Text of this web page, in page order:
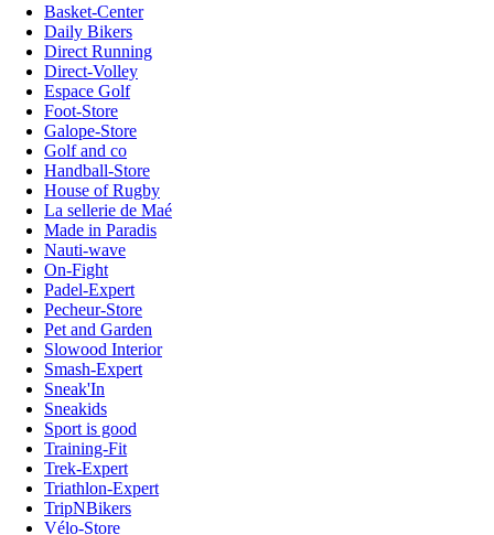
Basket-Center
Daily Bikers
Direct Running
Direct-Volley
Espace Golf
Foot-Store
Galope-Store
Golf and co
Handball-Store
House of Rugby
La sellerie de Maé
Made in Paradis
Nauti-wave
On-Fight
Padel-Expert
Pecheur-Store
Pet and Garden
Slowood Interior
Smash-Expert
Sneak'In
Sneakids
Sport is good
Training-Fit
Trek-Expert
Triathlon-Expert
TripNBikers
Vélo-Store